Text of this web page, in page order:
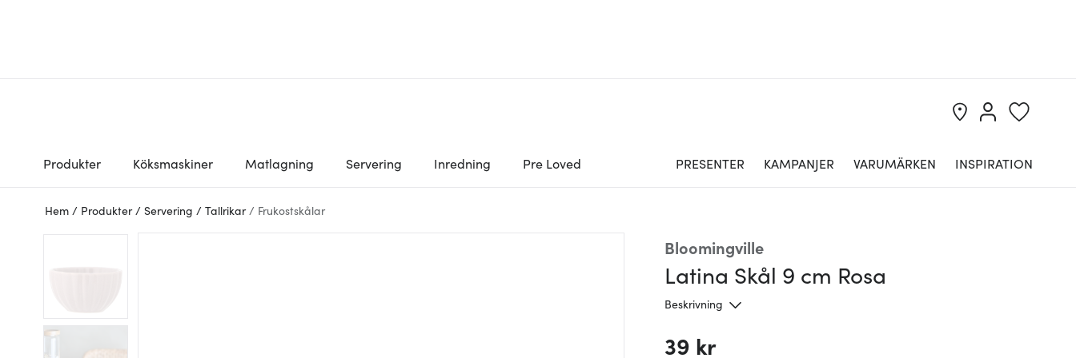
Produkter Köksmaskiner Matlagning Servering Inredning Pre Loved PRESENTER KAMPANJER VARUMÄRKEN INSPIRATION
Hem / Produkter / Servering / Tallrikar / Frukostskålar
Bloomingville
Latina Skål 9 cm Rosa
Beskrivning
39 kr